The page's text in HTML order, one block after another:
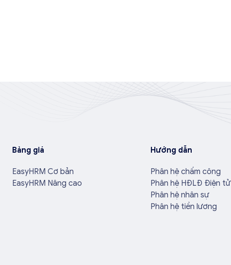
Bảng giá
EasyHRM Cơ bản
EasyHRM Nâng cao
Hướng dẫn
Phân hệ chấm công
Phân hệ HĐLĐ Điện tử
Phân hệ nhân sự
Phân hệ tiền lương